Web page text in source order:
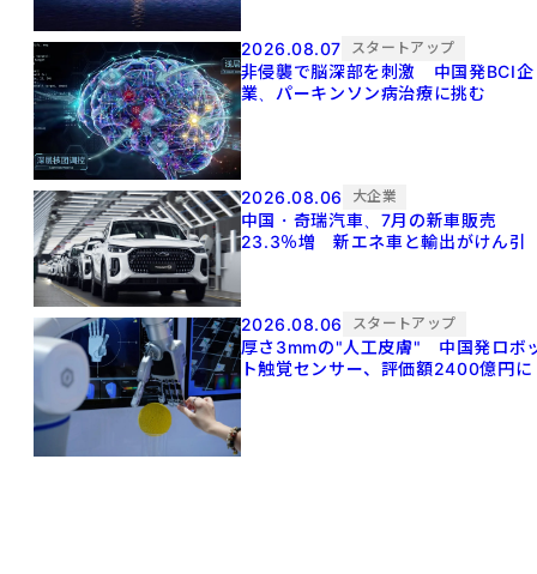
2026.08.07 スタートアップ
非侵襲で脳深部を刺激 中国発BCI企
業、パーキンソン病治療に挑む
2026.08.06 大企業
中国・奇瑞汽車、7月の新車販売
23.3％増 新エネ車と輸出がけん引
2026.08.06 スタートアップ
厚さ3mmの"人工皮膚" 中国発ロボ
ト触覚センサー、評価額2400億円に